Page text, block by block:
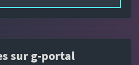
sur g-portal